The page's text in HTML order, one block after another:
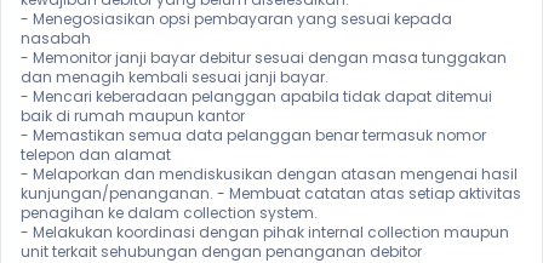
- Menegosiasikan opsi pembayaran yang sesuai kepada
nasabah
- Memonitor janji bayar debitur sesuai dengan masa tunggakan
dan menagih kembali sesuai janji bayar.
- Mencari keberadaan pelanggan apabila tidak dapat ditemui
baik di rumah maupun kantor
- Memastikan semua data pelanggan benar termasuk nomor
telepon dan alamat
- Melaporkan dan mendiskusikan dengan atasan mengenai hasil
kunjungan/penanganan. - Membuat catatan atas setiap aktivitas
penagihan ke dalam collection system.
- Melakukan koordinasi dengan pihak internal collection maupun
unit terkait sehubungan dengan penanganan debitor